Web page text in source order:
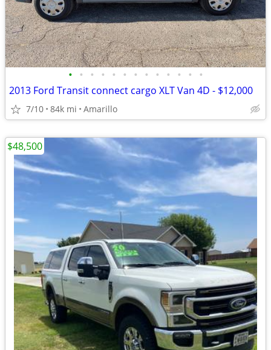
• • • • • • • • • • • • •
2013 Ford Transit connect cargo XLT Van 4D - $12,000
7/10 84k mi Amarillo
$48,500